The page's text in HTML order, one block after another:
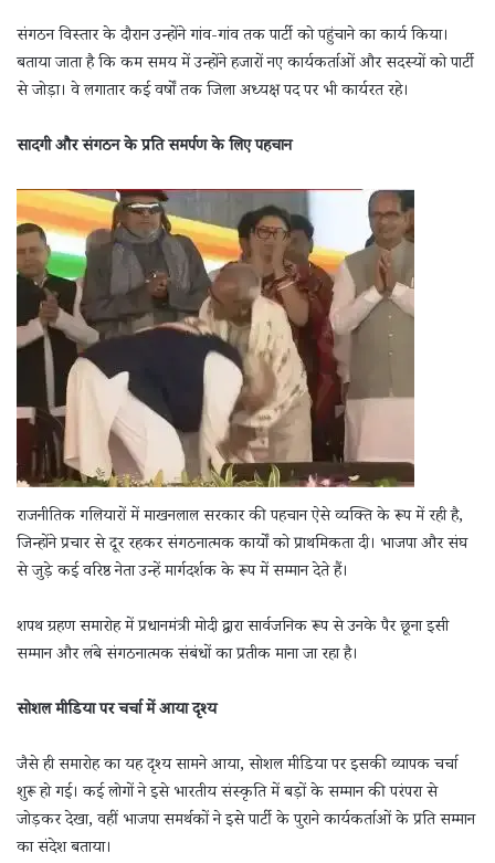
संगठन विस्तार के दौरान उन्होंने गांव-गांव तक पार्टी को पहुंचाने का कार्य किया।
बताया जाता है कि कम समय में उन्होंने हजारों नए कार्यकर्ताओं और सदस्यों को पार्टी
से जोड़ा। वे लगातार कई वर्षों तक जिला अध्यक्ष पद पर भी कार्यरत रहे।
सादगी और संगठन के प्रति समर्पण के लिए पहचान
राजनीतिक गलियारों में माखनलाल सरकार की पहचान ऐसे व्यक्ति के रूप में रही है,
जिन्होंने प्रचार से दूर रहकर संगठनात्मक कार्यों को प्राथमिकता दी। भाजपा और संघ
से जुड़े कई वरिष्ठ नेता उन्हें मार्गदर्शक के रूप में सम्मान देते हैं।
शपथ ग्रहण समारोह में प्रधानमंत्री मोदी द्वारा सार्वजनिक रूप से उनके पैर छूना इसी
सम्मान और लंबे संगठनात्मक संबंधों का प्रतीक माना जा रहा है।
सोशल मीडिया पर चर्चा में आया दृश्य
जैसे ही समारोह का यह दृश्य सामने आया, सोशल मीडिया पर इसकी व्यापक चर्चा
शुरू हो गई। कई लोगों ने इसे भारतीय संस्कृति में बड़ों के सम्मान की परंपरा से
जोड़कर देखा, वहीं भाजपा समर्थकों ने इसे पार्टी के पुराने कार्यकर्ताओं के प्रति सम्मान
का संदेश बताया।